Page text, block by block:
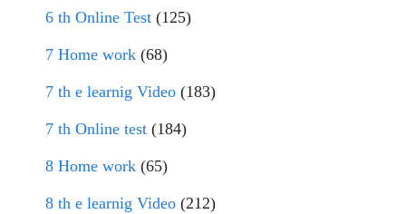
6 th Online Test (125)
7 Home work (68)
7 th e learnig Video (183)
7 th Online test (184)
8 Home work (65)
8 th e learnig Video (212)